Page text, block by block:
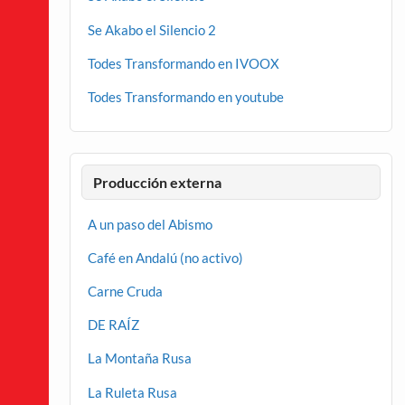
Se Akabo el Silencio 2
Todes Transformando en IVOOX
Todes Transformando en youtube
Producción externa
A un paso del Abismo
Café en Andalú (no activo)
Carne Cruda
DE RAÍZ
La Montaña Rusa
La Ruleta Rusa